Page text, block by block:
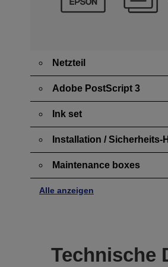
Netzteil
Adobe PostScript 3
Ink set
Installation / Sicherheits-
Maintenance boxes
Alle anzeigen
Technische